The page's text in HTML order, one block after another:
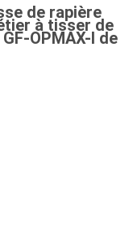
de rapière
à tisser de
OPMAX-I de